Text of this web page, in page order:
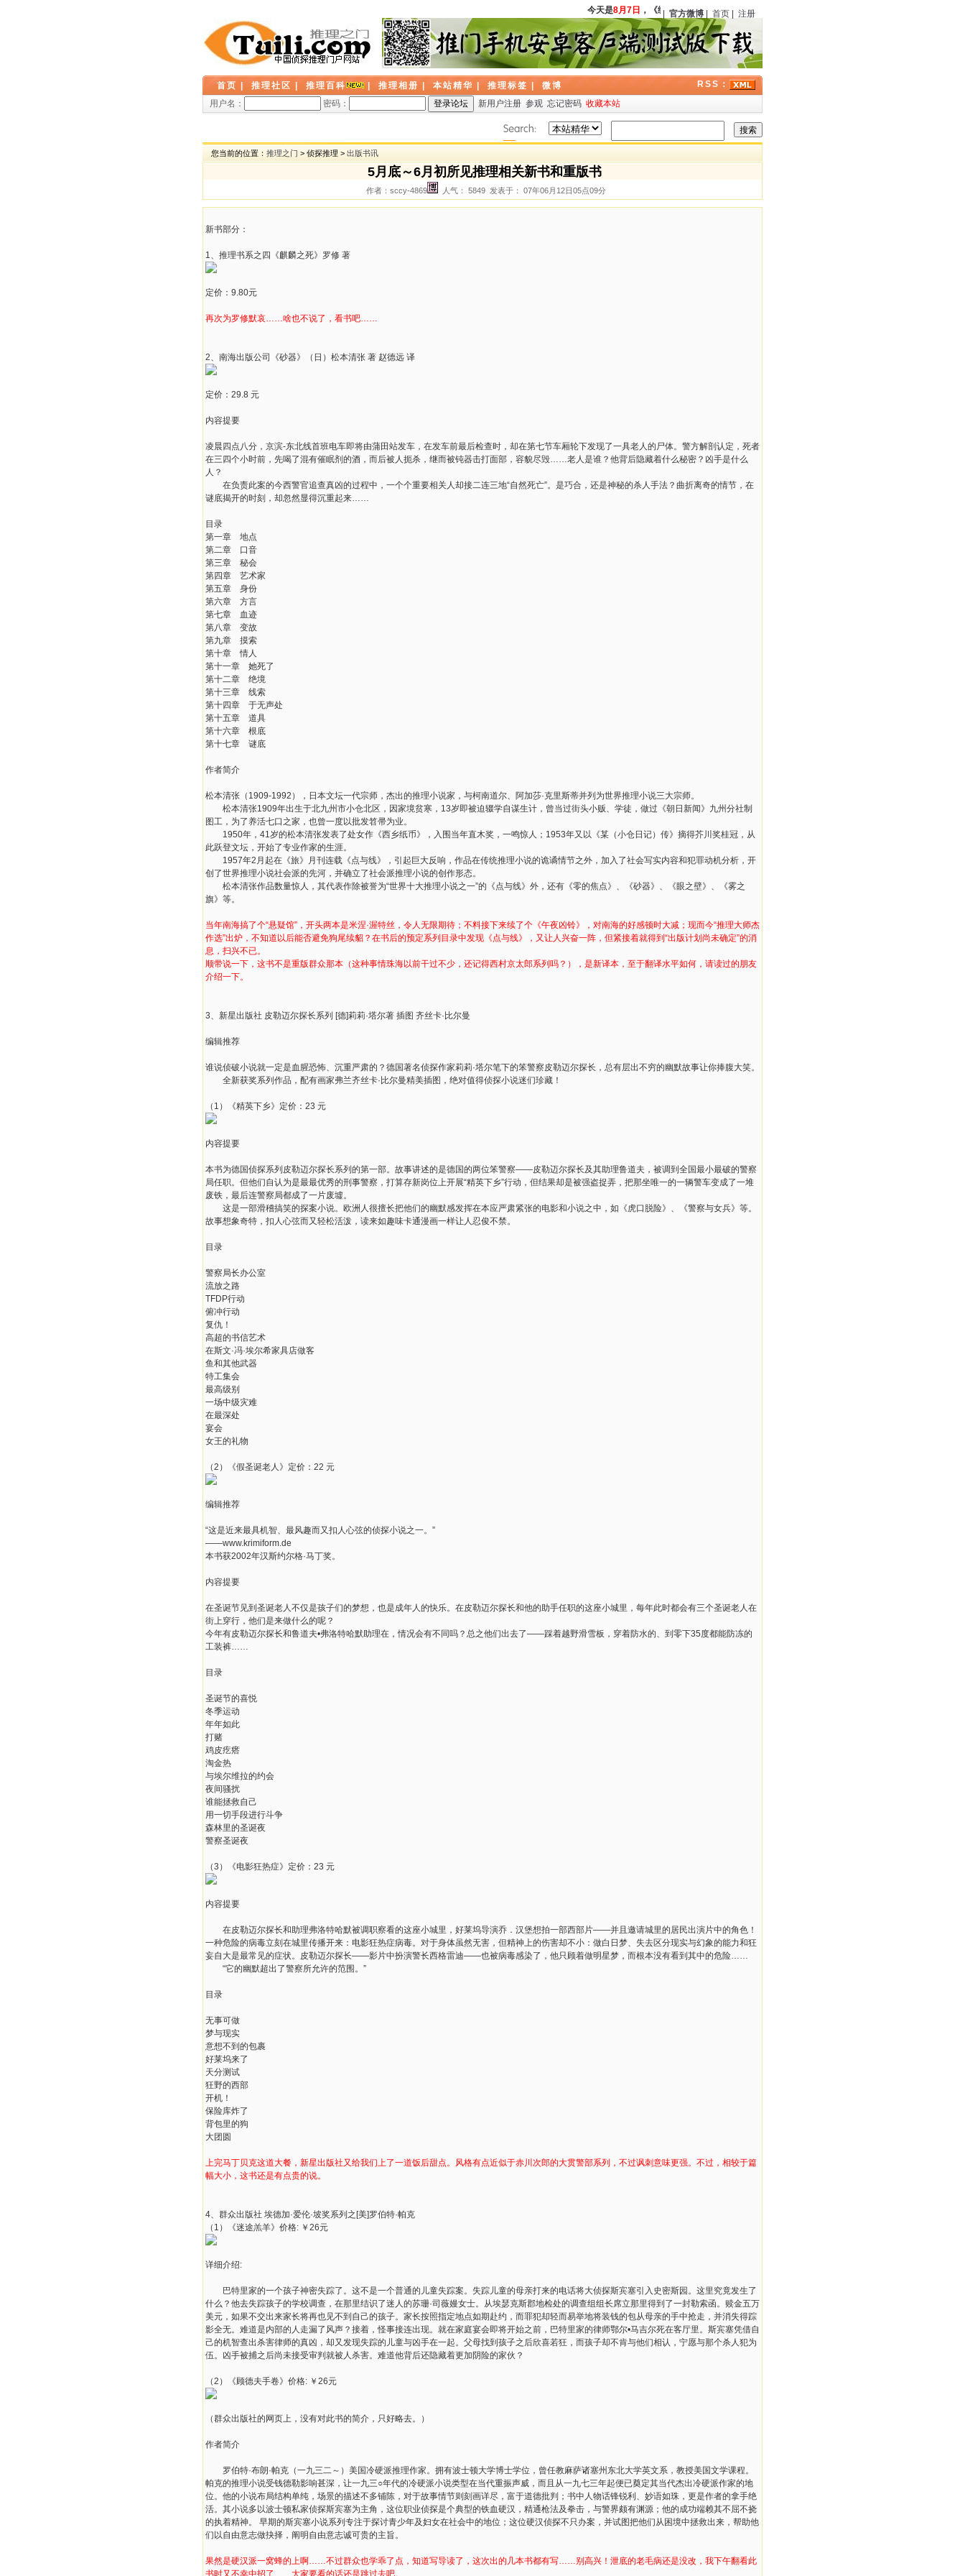
今天是8月7日 ， 《绣像小说》（中国）第六期刊载《银光马案》
官方微博 首页 注册
首页 推理社区 推理百科 推理相册 本站精华 推理标签 微博
RSS：
用户名：
密码： 新用户注册 参观 忘记密码 收藏本站
您当前的位置： 推理之门 > 侦探推理 > 出版书讯
5月底～6月初所见推理相关新书和重版书
作者：sccy-4869 人气： 5849 发表于： 07年06月12日05点09分
新书部分：
1、推理书系之四《麒麟之死》罗修 著
定价：9.80元
再次为罗修默哀……啥也不说了，看书吧……
2、南海出版公司《砂器》（日）松本清张 著 赵德远 译
定价：29.8 元
内容提要
凌晨四点八分，京滨-东北线首班电车即将由蒲田站发车，在发车前最后检查时，却在第七节车厢轮下发现了一具老人的尸体。警方解剖认定，死者
在三四个小时前，先喝了混有催眠剂的酒，而后被人扼杀，继而被钝器击打面部，容貌尽毁……老人是谁？他背后隐藏着什么秘密？凶手是什么
人？
在负责此案的今西警官追查真凶的过程中，一个个重要相关人却接二连三地“自然死亡”。是巧合，还是神秘的杀人手法？曲折离奇的情节，在
谜底揭开的时刻，却忽然显得沉重起来……
目录
第一章 地点
第二章 口音
第三章 秘会
第四章 艺术家
第五章 身份
第六章 方言
第七章 血迹
第八章 变故
第九章 摸索
第十章 情人
第十一章 她死了
第十二章 绝境
第十三章 线索
第十四章 于无声处
第十五章 道具
第十六章 根底
第十七章 谜底
作者简介
松本清张（1909-1992），日本文坛一代宗师，杰出的推理小说家，与柯南道尔、阿加莎·克里斯蒂并列为世界推理小说三大宗师。
松本清张1909年出生于北九州市小仓北区，因家境贫寒，13岁即被迫辍学自谋生计，曾当过街头小贩、学徒，做过《朝日新闻》九州分社制
图工，为了养活七口之家，也曾一度以批发笤帚为业。
1950年，41岁的松本清张发表了处女作《西乡纸币》，入围当年直木奖，一鸣惊人；1953年又以《某（小仓日记）传》摘得芥川奖桂冠，从
此跃登文坛，开始了专业作家的生涯。
1957年2月起在《旅》月刊连载《点与线》，引起巨大反响，作品在传统推理小说的诡谲情节之外，加入了社会写实内容和犯罪动机分析，开
创了世界推理小说社会派的先河，并确立了社会派推理小说的创作形态。
松本清张作品数量惊人，其代表作除被誉为“世界十大推理小说之一”的《点与线》外，还有《零的焦点》、《砂器》、《眼之壁》、《雾之
旗》等。
当年南海搞了个“悬疑馆”，开头两本是米涅·渥特丝，令人无限期待；不料接下来续了个《午夜凶铃》，对南海的好感顿时大减；现而今“推理大师杰
作选”出炉，不知道以后能否避免狗尾续貂？在书后的预定系列目录中发现《点与线》，又让人兴奋一阵，但紧接着就得到“出版计划尚未确定”的消
息，扫兴不已。
顺带说一下，这书不是重版群众那本（这种事情珠海以前干过不少，还记得西村京太郎系列吗？），是新译本，至于翻译水平如何，请读过的朋友
介绍一下。
3、新星出版社 皮勒迈尔探长系列 [德]莉莉·塔尔著 插图 齐丝卡·比尔曼
编辑推荐
谁说侦破小说就一定是血腥恐怖、沉重严肃的？德国著名侦探作家莉莉·塔尔笔下的笨警察皮勒迈尔探长，总有层出不穷的幽默故事让你捧腹大笑。
全新获奖系列作品，配有画家弗兰齐丝卡·比尔曼精美插图，绝对值得侦探小说迷们珍藏！
（1）《精英下乡》定价：23 元
内容提要
本书为德国侦探系列皮勒迈尔探长系列的第一部。故事讲述的是德国的两位笨警察——皮勒迈尔探长及其助理鲁道夫，被调到全国最小最破的警察
局任职。但他们自认为是最最优秀的刑事警察，打算存新岗位上开展“精英下乡”行动，但结果却是被强盗捉弄，把那坐唯一的一辆警车变成了一堆
废铁，最后连警察局都成了一片废墟。
这是一部滑稽搞笑的探案小说。欧洲人很擅长把他们的幽默感发挥在本应严肃紧张的电影和小说之中，如《虎口脱险》、《警察与女兵》等。
故事想象奇特，扣人心弦而又轻松活泼，读来如趣味卡通漫画一样让人忍俊不禁。
目录
警察局长办公室
流放之路
TFDP行动
俯冲行动
复仇！
高超的书信艺术
在斯文·冯·埃尔希家具店做客
鱼和其他武器
特工集会
最高级别
一场中级灾难
在最深处
宴会
女王的礼物
（2）《假圣诞老人》定价：22 元
编辑推荐
“这是近来最具机智、最风趣而又扣人心弦的侦探小说之一。”
——www.krimiform.de
本书获2002年汉斯约尔格·马丁奖。
内容提要
在圣诞节见到圣诞老人不仅是孩子们的梦想，也是成年人的快乐。在皮勒迈尔探长和他的助手任职的这座小城里，每年此时都会有三个圣诞老人在
街上穿行，他们是来做什么的呢？
今年有皮勒迈尔探长和鲁道夫•弗洛特哈默助理在，情况会有不同吗？总之他们出去了——踩着越野滑雪板，穿着防水的、到零下35度都能防冻的
工装裤……
目录
圣诞节的喜悦
冬季运动
年年如此
打赌
鸡皮疙瘩
淘金热
与埃尔维拉的约会
夜间骚扰
谁能拯救自己
用一切手段进行斗争
森林里的圣诞夜
警察圣诞夜
（3）《电影狂热症》定价：23 元
内容提要
在皮勒迈尔探长和助理弗洛特哈默被调职察看的这座小城里，好莱坞导演乔．汉堡想拍一部西部片——并且邀请城里的居民出演片中的角色！
一种危险的病毒立刻在城里传播开来：电影狂热症病毒。对于身体虽然无害，但精神上的伤害却不小：做白日梦、失去区分现实与幻象的能力和狂
妄自大是最常见的症状。皮勒迈尔探长——影片中扮演警长西格雷迪——也被病毒感染了，他只顾着做明星梦，而根本没有看到其中的危险……
“它的幽默超出了警察所允许的范围。”
目录
无事可做
梦与现实
意想不到的包裹
好莱坞来了
天分测试
狂野的西部
开机！
保险库炸了
背包里的狗
大团圆
上完马丁贝克这道大餐，新星出版社又给我们上了一道饭后甜点。风格有点近似于赤川次郎的大贯警部系列，不过讽刺意味更强。不过，相较于篇
幅大小，这书还是有点贵的说。
4、群众出版社 埃德加·爱伦·坡奖系列之[美]罗伯特·帕克
（1）《迷途羔羊》价格: ￥26元
详细介绍:
巴特里家的一个孩子神密失踪了。这不是一个普通的儿童失踪案。失踪儿童的母亲打来的电话将大侦探斯宾塞引入史密斯园。这里究竟发生了
什么？他去失踪孩子的学校调查，在那里结识了迷人的苏珊·司薇嫚女士。从埃瑟克斯郡地检处的调查组组长席立那里得到了一封勒索函。赎金五万
美元，如果不交出来家长将再也见不到自己的孩子。家长按照指定地点如期赴约，而罪犯却轻而易举地将装钱的包从母亲的手中抢走，并消失得踪
影全无。难道是内部的人走漏了风声？接着，怪事接连出现。就在家庭宴会即将开始之前，巴特里家的律师鄂尔•马吉尔死在客厅里。斯宾塞凭借自
己的机智查出杀害律师的真凶，却又发现失踪的儿童与凶手在一起。父母找到孩子之后欣喜若狂，而孩子却不肯与他们相认，宁愿与那个杀人犯为
伍。凶手被捕之后尚未接受审判就被人杀害。难道他背后还隐藏着更加阴险的家伙？
（2）《顾德夫手卷》价格: ￥26元
（群众出版社的网页上，没有对此书的简介，只好略去。）
作者简介
罗伯特·布朗·帕克（一九三二～）美国冷硬派推理作家。拥有波士顿大学博士学位，曾任教麻萨诸塞州东北大学英文系，教授美国文学课程。
帕克的推理小说受钱德勒影响甚深，让一九三○年代的冷硬派小说类型在当代重振声威，而且从一九七三年起便已奠定其当代杰出冷硬派作家的地
位。他的小说布局结构单纯，场景的描述不多铺陈，对于故事情节则刻画详尽，富于道德批判；书中人物话锋锐利、妙语如珠，更是作者的拿手绝
活。其小说多以波士顿私家侦探斯宾塞为主角，这位职业侦探是个典型的铁血硬汉，精通枪法及拳击，与警界颇有渊源；他的成功端赖其不屈不挠
的执着精神。 早期的斯宾塞小说系列专注于探讨青少年及妇女在社会中的地位；这位硬汉侦探不只办案，并试图把他们从困境中拯救出来，帮助他
们以自由意志做抉择，阐明自由意志诚可贵的主旨。
果然是硬汉派一窝蜂的上啊……不过群众也学乖了点，知道写导读了，这次出的几本书都有写……别高兴！泄底的老毛病还是没改，我下午翻看此
书时又不幸中招了……大家要看的话还是跳过去吧。